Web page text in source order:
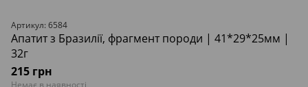
Артикул: 6584
Апатит з Бразилії, фрагмент породи | 41*29*25мм |
32г
215 грн
Немає в наявності